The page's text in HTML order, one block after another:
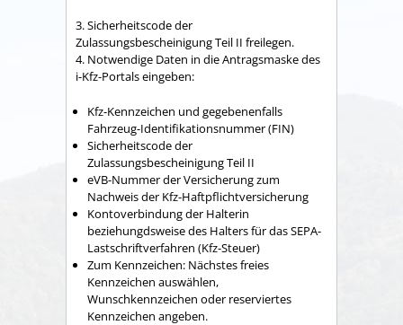
3. Sicherheitscodeder
Zulassungsbescheinigung Teil II freilegen.
4. Notwendige Daten in die Antragsmaske des
i-Kfz-Portals eingeben:
Kfz-Kennzeichen und gegebenenfalls
Fahrzeug-Identifikationsnummer (FIN)
Sicherheitscodeder
Zulassungsbescheinigung Teil II
eVB-Nummer der Versicherung zum
Nachweis der Kfz-Haftpflichtversicherung
Kontoverbindung der Halterin
beziehungdsweisedes Halters für dasSEPA-
Lastschriftverfahren (Kfz-Steuer)
Zum Kennzeichen: Nächstes freies
Kennzeichen auswählen,
Wunschkennzeichen oder reserviertes
Kennzeichen angeben.